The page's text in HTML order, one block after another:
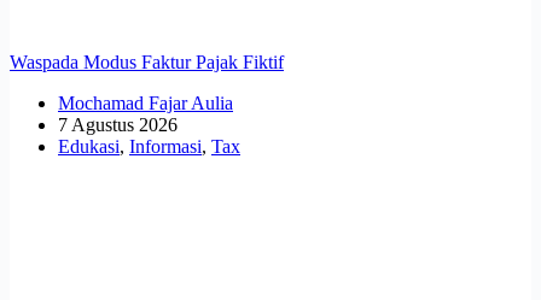
Waspada Modus Faktur Pajak Fiktif
Mochamad Fajar Aulia
7 Agustus 2026
Edukasi, Informasi, Tax